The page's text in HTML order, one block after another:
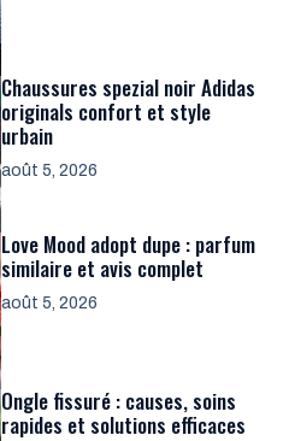
Chaussures spezial noir Adidas
originals confort et style
urbain
août 5, 2026
Love Mood adopt dupe : parfum
similaire et avis complet
août 5, 2026
Ongle fissuré : causes, soins
rapides et solutions efficaces